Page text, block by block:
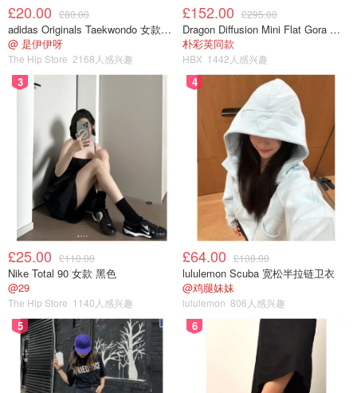
或者更香脆一点的：
外脆里糯，满嘴的海苔和米饭香。
最好做好以后趁热吃，凉了的话，饭团外层会有点粘牙。
£20.00 £80.00
adidas Originals Taekwondo 女款黑色运动鞋
@ 是伊伊呀
The Hip Store 2168人感兴趣
£152.00 £295.00
Dragon Diffusion Mini Flat Gora 深棕色手提包
朴彩英同款
HBX 1442人感兴趣
3
£25.00 £110.00
Nike Total 90 女款 黑色
@29
The Hip Store 1140人感兴趣
4
£64.00 £108.00
lululemon Scuba 宽松半拉链卫衣
@鸡腿妹妹
lululemon 806人感兴趣
5 6